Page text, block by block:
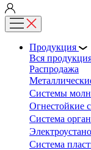
Продукция
Вся
Распродажа
Системы
Огнестойкие
Система
Система